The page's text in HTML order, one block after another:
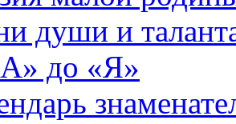
души и
до «Я»